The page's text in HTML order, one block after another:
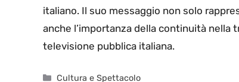
italiano. Il suo messaggio non solo
anche l’importanza della continuità
televisione pubblica italiana.
Categorie
Cultura e Spettacolo